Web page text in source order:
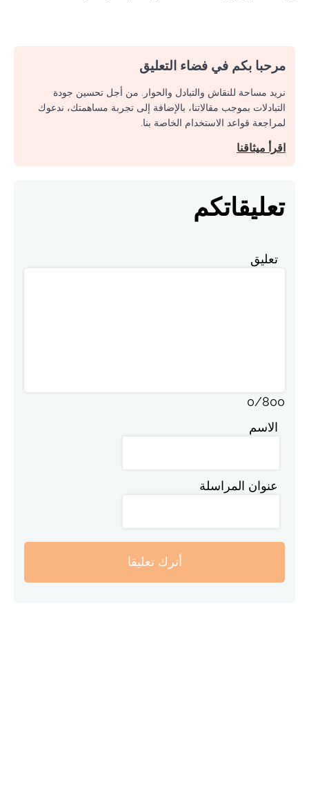
مرحبا بكم في فضاء التعليق
نريد مساحة للنقاش والتبادل والحوار. من أجل تحسين جودة
التبادلات بموجب مقالاتنا، بالإضافة إلى تجربة مساهمتك، ندعوك
لمراجعة قواعد الاستخدام الخاصة بنا.
اقرأ ميثاقنا
تعليقاتكم
تعليق
0/800
الاسم
عنوان المراسلة
أترك تعليقا